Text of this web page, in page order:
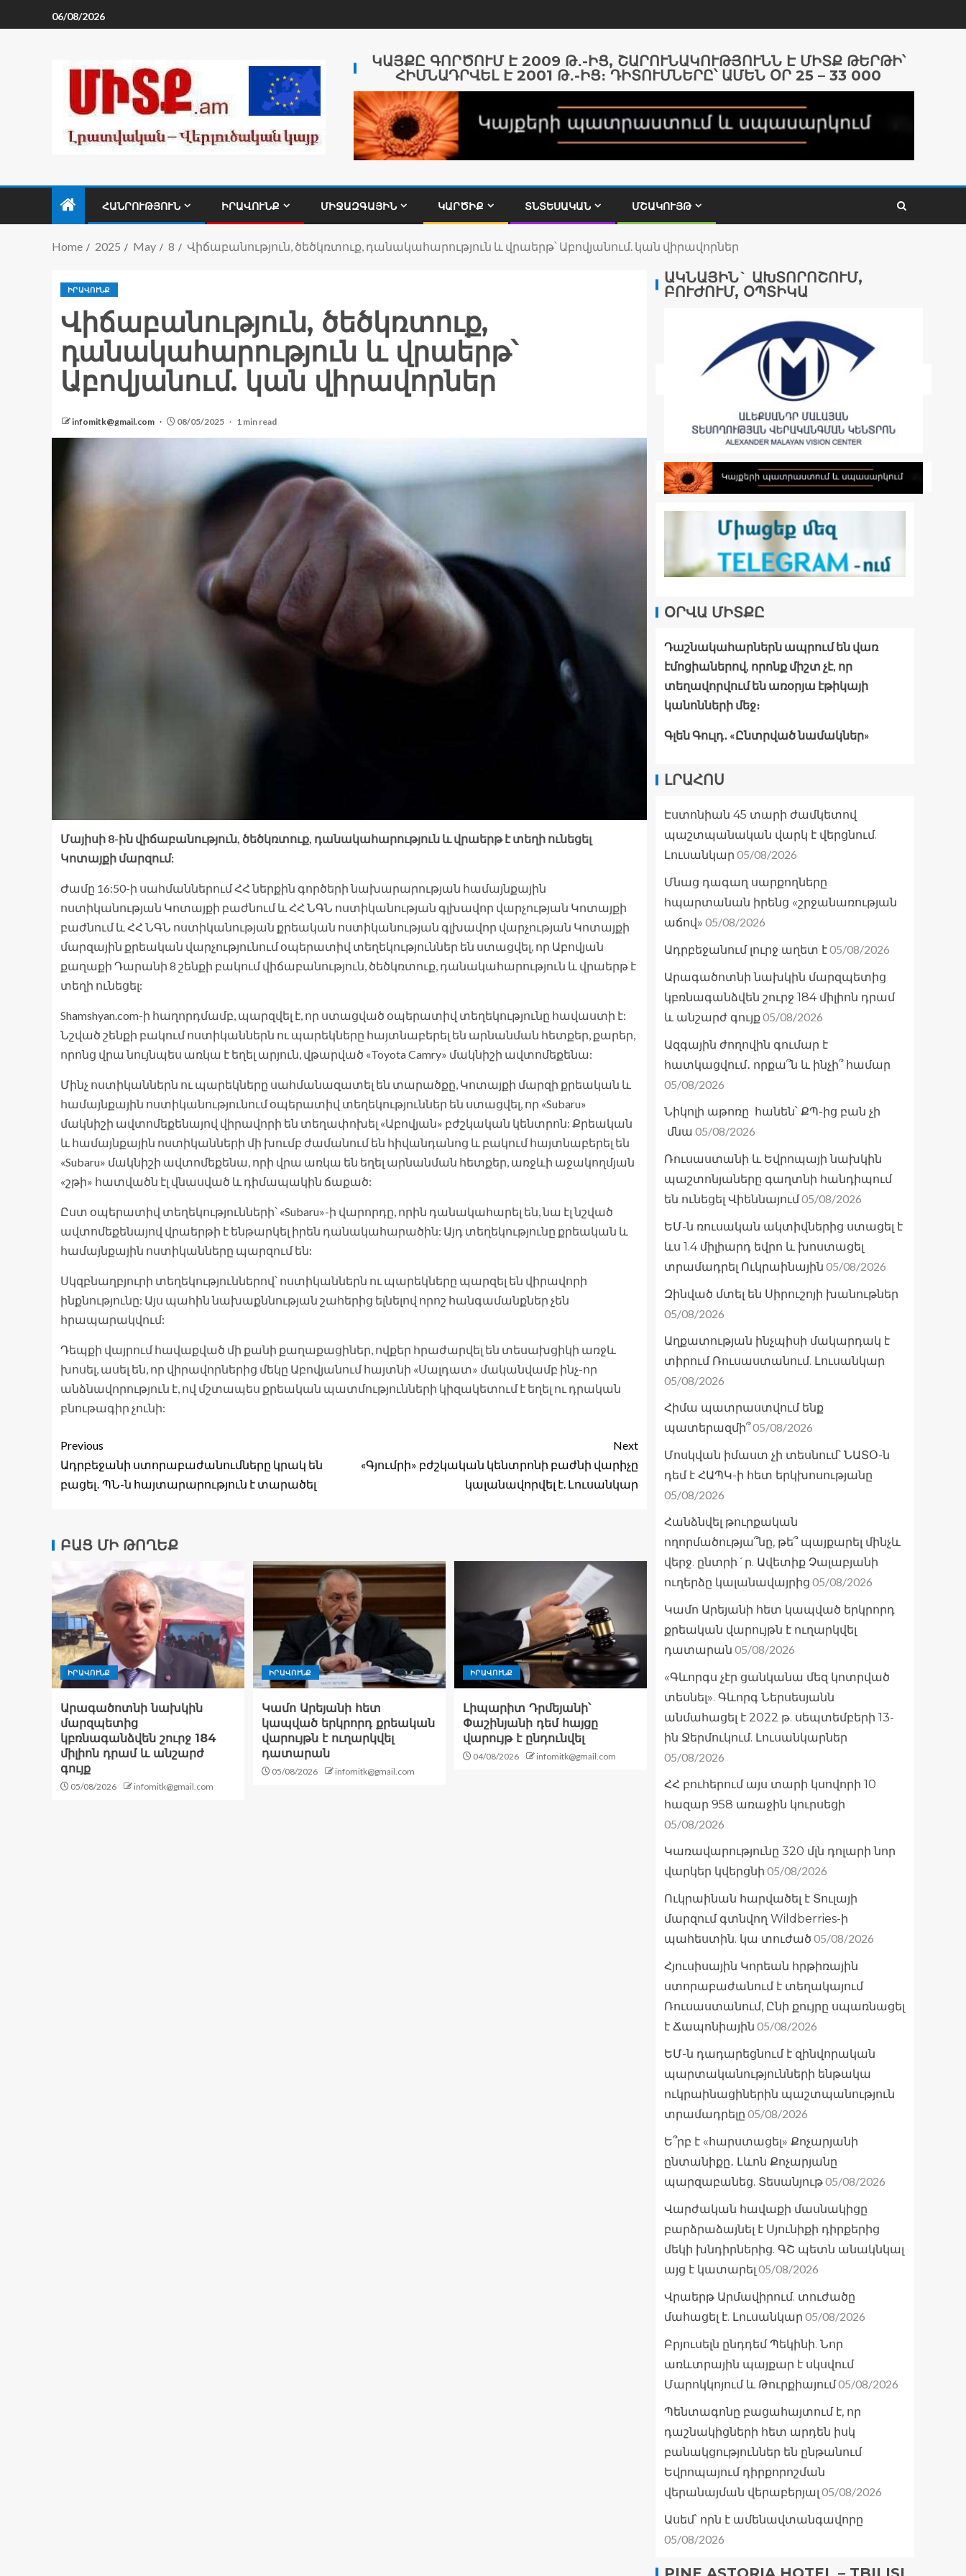
06/08/2026
ԿԱՅՔԸ ԳՈՐԾՈՒՄ Է 2009 Թ․-ԻՑ, ՇԱՐՈՒՆԱԿՈՒԹՅՈՒՆՆ Է ՄԻՏՔ ԹԵՐԹԻ՝
ՀԻՄՆԱԴՐՎԵԼ Է 2001 Թ․-ԻՑ։ ԴԻՏՈՒՄՆԵՐԸ՝ ԱՄԵՆ ՕՐ 25 – 33 000
ՀԱՆՐՈՒԹՅՈՒՆ ԻՐԱՎՈՒՆՔ ՄԻՋԱԶԳԱՅԻՆ ԿԱՐԾԻՔ ՏՆՏԵՍԱԿԱՆ ՄՇԱԿՈՒՅԹ
Home 2025 May 8 Վիճաբանություն, ծեծկռտուք, դանակահարություն և վրաերթ՝ Աբովյանում. կան վիրավորներ
ԻՐԱՎՈՒՆՔ
Վիճաբանություն, ծեծկռտուք,
դանակահարություն և վրաերթ՝
Աբովյանում. կան վիրավորներ
infomitk@gmail.com 08/05/2025 1 min read
Մայիսի 8-ին վիճաբանություն, ծեծկռտուք, դանակահարություն և վրաերթ է տեղի ունեցել
Կոտայքի մարզում:
Ժամը 16:50-ի սահմաններում ՀՀ ներքին գործերի նախարարության համայնքային
ոստիկանության Կոտայքի բաժնում և ՀՀ ՆԳՆ ոստիկանության գլխավոր վարչության Կոտայքի
բաժնում և ՀՀ ՆԳՆ ոստիկանության քրեական ոստիկանության գլխավոր վարչության Կոտայքի
մարզային քրեական վարչությունում օպերատիվ տեղեկություններ են ստացվել, որ Աբովյան
քաղաքի Դարանի 8 շենքի բակում վիճաբանություն, ծեծկռտուք, դանակահարություն և վրաերթ է
տեղի ունեցել:
Shamshyan.com-ի հաղորդմամբ, պարզվել է, որ ստացված օպերատիվ տեղեկությունը հավաստի է:
Նշված շենքի բակում ոստիկաններն ու պարեկները հայտնաբերել են արնանման հետքեր, քարեր,
որոնց վրա նույնպես առկա է եղել արյուն, վթարված «Toyota Camry» մակնիշի ավտոմեքենա:
Մինչ ոստիկաններն ու պարեկները սահմանազատել են տարածքը, Կոտայքի մարզի քրեական և
համայնքային ոստիկանությունում օպերատիվ տեղեկություններ են ստացվել, որ «Subaru»
մակնիշի ավտոմեքենայով վիրավորի են տեղափոխել «Աբովյան» բժշկական կենտրոն: Քրեական
և համայնքային ոստիկանների մի խումբ ժամանում են հիվանդանոց և բակում հայտնաբերել են
«Subaru» մակնիշի ավտոմեքենա, որի վրա առկա են եղել արնանման հետքեր, առջևի աջակողմյան
«շթի» հատվածն էլ վնասված և դիմապակին ճաքած:
Ըստ օպերատիվ տեղեկությունների՝ «Subaru»-ի վարորդը, որին դանակահարել են, նա էլ նշված
ավտոմեքենայով վրաերթի է ենթարկել իրեն դանակահարածին: Այդ տեղեկությունը քրեական և
համայնքային ոստիկանները պարզում են:
Սկզբնաղբյուրի տեղեկություններով՝ ոստիկաններն ու պարեկները պարզել են վիրավորի
ինքնությունը: Այս պահին նախաքննության շահերից ելնելով որոշ հանգամանքներ չեն
հրապարակվում:
Դեպքի վայրում հավաքված մի քանի քաղաքացիներ, ովքեր հրաժարվել են տեսախցիկի առջև
խոսել, ասել են, որ վիրավորներից մեկը Աբովյանում հայտնի «Սալդատ» մականվամբ ինչ-որ
անձնավորություն է, ով մշտապես քրեական պատմությունների կիզակետում է եղել ու դրական
բնութագիր չունի:
Previous
Ադրբեջանի ստորաբաժանումները կրակ են
բացել․ ՊՆ-ն հայտարարություն է տարածել
Next
«Գյումրի» բժշկական կենտրոնի բաժնի վարիչը
կալանավորվել է. Լուսանկար
ԲԱՑ ՄԻ ԹՈՂԵՔ
ԻՐԱՎՈՒՆՔ
Արագածոտնի նախկին
մարզպետից
կբռնագանձվեն շուրջ 184
միլիոն դրամ և անշարժ
գույք
05/08/2026 infomitk@gmail.com
ԻՐԱՎՈՒՆՔ
Կամո Արեյանի հետ
կապված երկրորդ քրեական
վարույթն է ուղարկվել
դատարան
05/08/2026 infomitk@gmail.com
ԻՐԱՎՈՒՆՔ
Լիպարիտ Դրմեյանի՝
Փաշինյանի դեմ հայցը
վարույթ է ընդունվել
04/08/2026 infomitk@gmail.com
ԱԿՆԱՅԻՆ` ԱԽՏՈՐՈՇՈՒՄ,
ԲՈՒԺՈՒՄ, ՕՊՏԻԿԱ
ՕՐՎԱ ՄԻՏՔԸ
Դաշնակահարներն ապրում են վառ
էմոցիաներով, որոնք միշտ չէ, որ
տեղավորվում են առօրյա էթիկայի
կանոնների մեջ։
Գլեն Գուլդ․ «Ընտրված նամակներ»
ԼՐԱՀՈՍ
Էստոնիան 45 տարի ժամկետով
պաշտպանական վարկ է վերցնում.
Լուսանկար 05/08/2026
Մնաց դագաղ սարքողները
հպարտանան իրենց «շրջանառության
աճով» 05/08/2026
Ադրբեջանում լուրջ աղետ է05/08/2026
Արագածոտնի նախկին մարզպետից
կբռնագանձվեն շուրջ 184 միլիոն դրամ
և անշարժ գույք05/08/2026
Ազգային ժողովին գումար է
հատկացվում․ որքա՞ն և ինչի՞ համար
05/08/2026
Նիկոլի աթոռը հանեն՝ ՔՊ-ից բան չի
մնա 05/08/2026
Ռուսաստանի և Եվրոպայի նախկին
պաշտոնյաները գաղտնի հանդիպում
են ունեցել Վիեննայում05/08/2026
ԵՄ-ն ռուսական ակտիվներից ստացել է
ևս 1.4 միլիարդ եվրո և խոստացել
տրամադրել Ուկրաինային 05/08/2026
Զինված մտել են Սիրուշոյի խանութներ
05/08/2026
Աղքատության ինչպիսի մակարդակ է
տիրում Ռուսաստանում. Լուսանկար
05/08/2026
Հիմա պատրաստվում ենք
պատերազմի՞05/08/2026
Մոսկվան իմաստ չի տեսնում՝ ՆԱՏՕ-ն
դեմ է ՀԱՊԿ-ի հետ երկխոսությանը
05/08/2026
Հանձնվել թուրքական
ողորմածությա՞նը, թե՞ պայքարել մինչև
վերջ. ընտրի´ր. Ավետիք Չալաբյանի
ուղերձը կալանավայրից 05/08/2026
Կամո Արեյանի հետ կապված երկրորդ
քրեական վարույթն է ուղարկվել
դատարան 05/08/2026
«Գևորգս չէր ցանկանա մեզ կոտրված
տեսնել». Գևորգ Ներսեսյանն
անմահացել է 2022 թ. սեպտեմբերի 13-
ին Ջերմուկում. Լուսանկարներ
05/08/2026
ՀՀ բուհերում այս տարի կսովորի 10
հազար 958 առաջին կուրսեցի
05/08/2026
Կառավարությունը 320 մլն դոլարի նոր
վարկեր կվերցնի 05/08/2026
Ուկրաինան հարվածել է Տուլայի
մարզում գտնվող Wildberries-ի
պահեստին. կա տուժած 05/08/2026
Հյուսիսային Կորեան հրթիռային
ստորաբաժանում է տեղակայում
Ռուսաստանում, Ընի քույրը սպառնացել
է Ճապոնիային 05/08/2026
ԵՄ-ն դադարեցնում է զինվորական
պարտականությունների ենթակա
ուկրաինացիներին պաշտպանություն
տրամադրելը 05/08/2026
Ե՞րբ է «հարստացել» Քոչարյանի
ընտանիքը․ Լևոն Քոչարյանը
պարզաբանեց. Տեսանյութ05/08/2026
Վարժական հավաքի մասնակիցը
բարձրաձայնել է Սյունիքի դիրքերից
մեկի խնդիրներից. ԳՇ պետն անակնկալ
այց է կատարել 05/08/2026
Վրաերթ Արմավիրում. տուժածը
մահացել է. Լուսանկար 05/08/2026
Բրյուսելն ընդդեմ Պեկինի. Նոր
առևտրային պայքար է սկսվում
Մարոկկոյում և Թուրքիայում05/08/2026
Պենտագոնը բացահայտում է, որ
դաշնակիցների հետ արդեն իսկ
բանակցություններ են ընթանում
Եվրոպայում դիրքորոշման
վերանայման վերաբերյալ 05/08/2026
Ասեմ՝ որն է ամենավտանգավորը
05/08/2026